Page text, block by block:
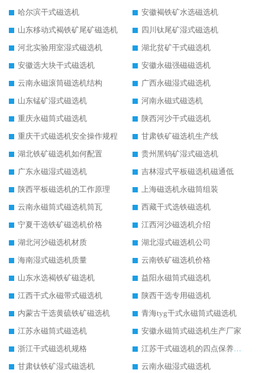
哈尔滨干式磁选机
安徽褐铁矿水选磁选机
山东移动式褐铁矿尾矿磁选机
四川钛尾矿湿式磁选机
河北实验用室湿式磁选机
湖北贫矿干式磁选机
安徽选大块干式磁选机
安徽永磁强磁磁选机
云南永磁滚筒磁选机结构
广西永磁湿式磁选机
山东锰矿湿式磁选机
河南永磁式磁选机
重庆永磁筒式磁选机
陕西河沙干式磁选机
重庆干式磁选机安全操作规程
甘肃铁矿磁选机生产线
湖北铁矿磁选机如何配置
贵州黑钨矿湿式磁选机
广东永磁湿式磁选机
吉林湿式平板磁选机磁通低
陕西平板磁选机的工作原理
上海磁选机永磁筒组装
云南永磁筒式磁选机筒瓦
西藏干式选铁磁选机
宁夏干选铁矿磁选机价格
江西河沙磁选机介绍
湖北河沙磁选机材质
湖北湿式磁选机公司
海南湿式磁选机质量
云南铁矿磁选机价格
山东水选褐铁矿磁选机
益阳永磁筒式磁选机
江西干式永磁带式磁选机
陕西干选专用磁选机
内蒙古干选黄硫铁矿磁选机
青海tyg干式永磁筒式磁选机
江苏永磁筒式磁选机
安徽永磁筒式磁选机生产厂家
浙江干式磁选机规格
江苏干式磁选机的四点保养秘籍
甘肃钛铁矿湿式磁选机
云南永磁湿式磁选机